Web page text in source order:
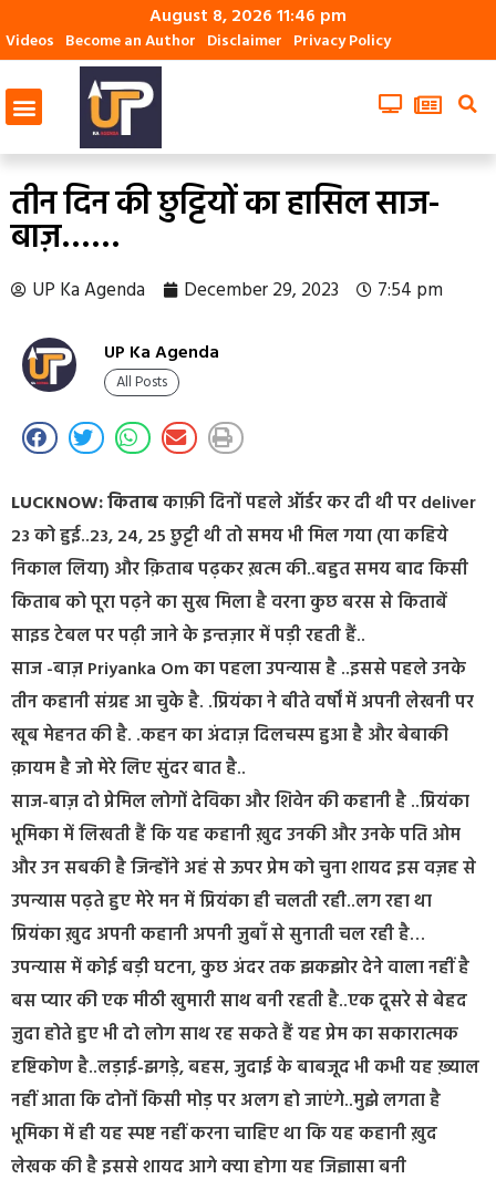
August 8, 2026 11:46 pm
Videos Become an Author Disclaimer Privacy Policy
तीन दिन की छुट्टियों का हासिल साज-
बाज़……
UP Ka Agenda December 29, 2023 7:54 pm
UP Ka Agenda
All Posts
LUCKNOW: किताबकाफ़ी दिनों पहले ऑर्डर कर दी थी पर deliver
23 को हुई..23, 24, 25 छुट्टी थी तो समय भी मिल गया (या कहिये
निकाल लिया) और क़िताब पढ़कर ख़त्म की..बहुत समय बाद किसी
किताब को पूरा पढ़ने का सुख मिला है वरना कुछ बरस से किताबें
साइड टेबल पर पढ़ी जाने के इन्तज़ार में पड़ी रहती हैं..
साज -बाज़ Priyanka Om का पहला उपन्यास है ..इससे पहले उनके
तीन कहानी संग्रह आ चुके है. .प्रियंका ने बीते वर्षों में अपनी लेखनी पर
खूब मेहनत की है. .कहन का अंदाज़ दिलचस्प हुआ है और बेबाकी
क़ायम है जो मेरे लिए सुंदर बात है..
साज-बाज़ दो प्रेमिल लोगों देविका और शिवेन की कहानी है ..प्रियंका
भूमिका में लिखती हैं कि यह कहानी ख़ुद उनकी और उनके पति ओम
और उन सबकी है जिन्होंने अहं से ऊपर प्रेम को चुना शायद इस वज़ह से
उपन्यास पढ़ते हुए मेरे मन में प्रियंका ही चलती रही..लग रहा था
प्रियंका ख़ुद अपनी कहानी अपनी ज़ुबाँ से सुनाती चल रही है…
उपन्यास में कोई बड़ी घटना, कुछ अंदर तक झकझोर देने वाला नहीं है
बस प्यार की एक मीठी खुमारी साथ बनी रहती है..एक दूसरे से बेहद
ज़ुदा होते हुए भी दो लोग साथ रह सकते हैं यह प्रेम का सकारात्मक
दृष्टिकोण है..लड़ाई-झगड़े, बहस, जुदाई के बाबजूद भी कभी यह ख़्याल
नहीं आता कि दोनों किसी मोड़ पर अलग हो जाएंगे..मुझे लगता है
भूमिका में ही यह स्पष्ट नहीं करना चाहिए था कि यह कहानी ख़ुद
लेखक की है इससे शायद आगे क्या होगा यह जिज्ञासा बनी